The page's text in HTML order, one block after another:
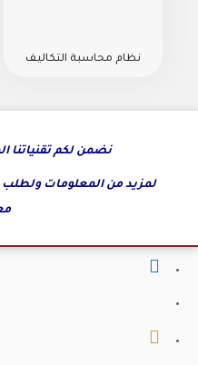
نظام محاسبة التكاليف
نضمن لكم تقنياتنا
لمزيد من المعلومات
fa-